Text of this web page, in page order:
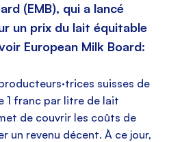
DE |
(EMB), qui a lancé
un prix du lait équitable
European Milk Board:
suisses de
1 franc par litre de lait
de couvrir les coûts de
un revenu décent. À ce jour,